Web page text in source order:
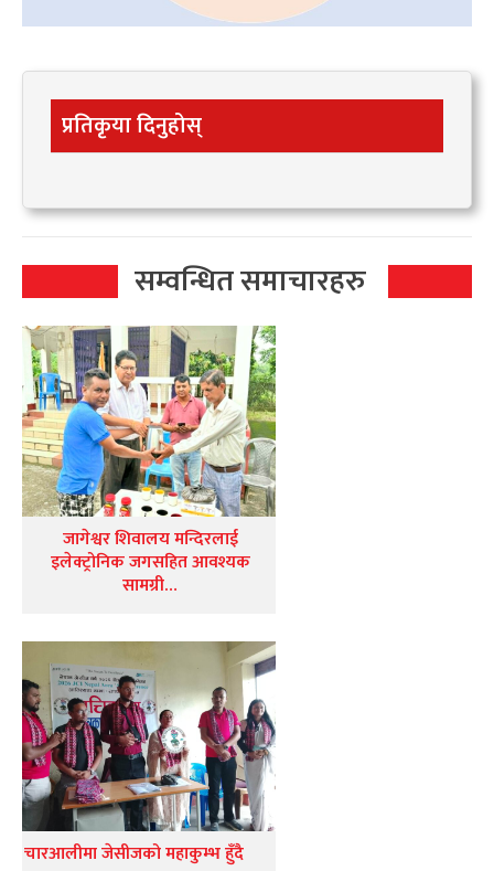
प्रतिकृया दिनुहोस्
सम्वन्धित समाचारहरु
जागेश्वर शिवालय मन्दिरलाई
इलेक्ट्रोनिक जगसहित आवश्यक
सामग्री…
चारआलीमा जेसीजको महाकुम्भ हुँदै